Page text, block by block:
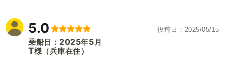
5.0 投稿日 2025/05/15
乗船日： 2025年5 月
T様 （兵庫在住）